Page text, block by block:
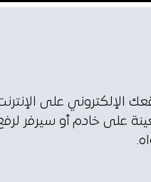
على
على خادم أو سيرفر